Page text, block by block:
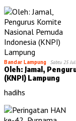
Bandar Lampung Sabtu 25
Oleh: Jamal,
(KNPI) Lampung
hadihs